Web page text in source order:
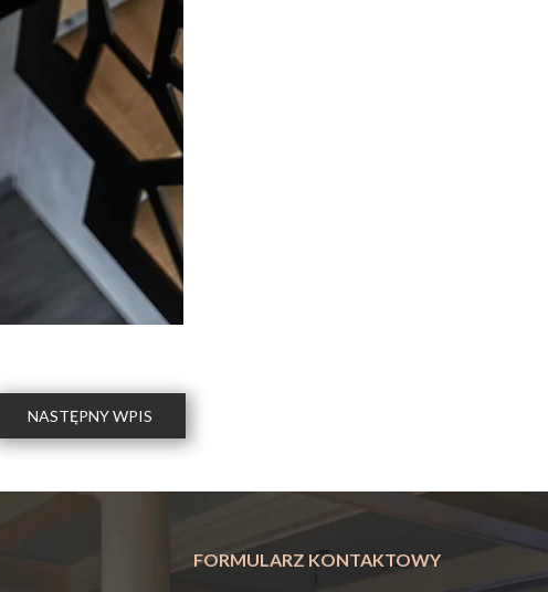
NASTĘPNY WPIS
FORMULARZ KONTAKTOWY